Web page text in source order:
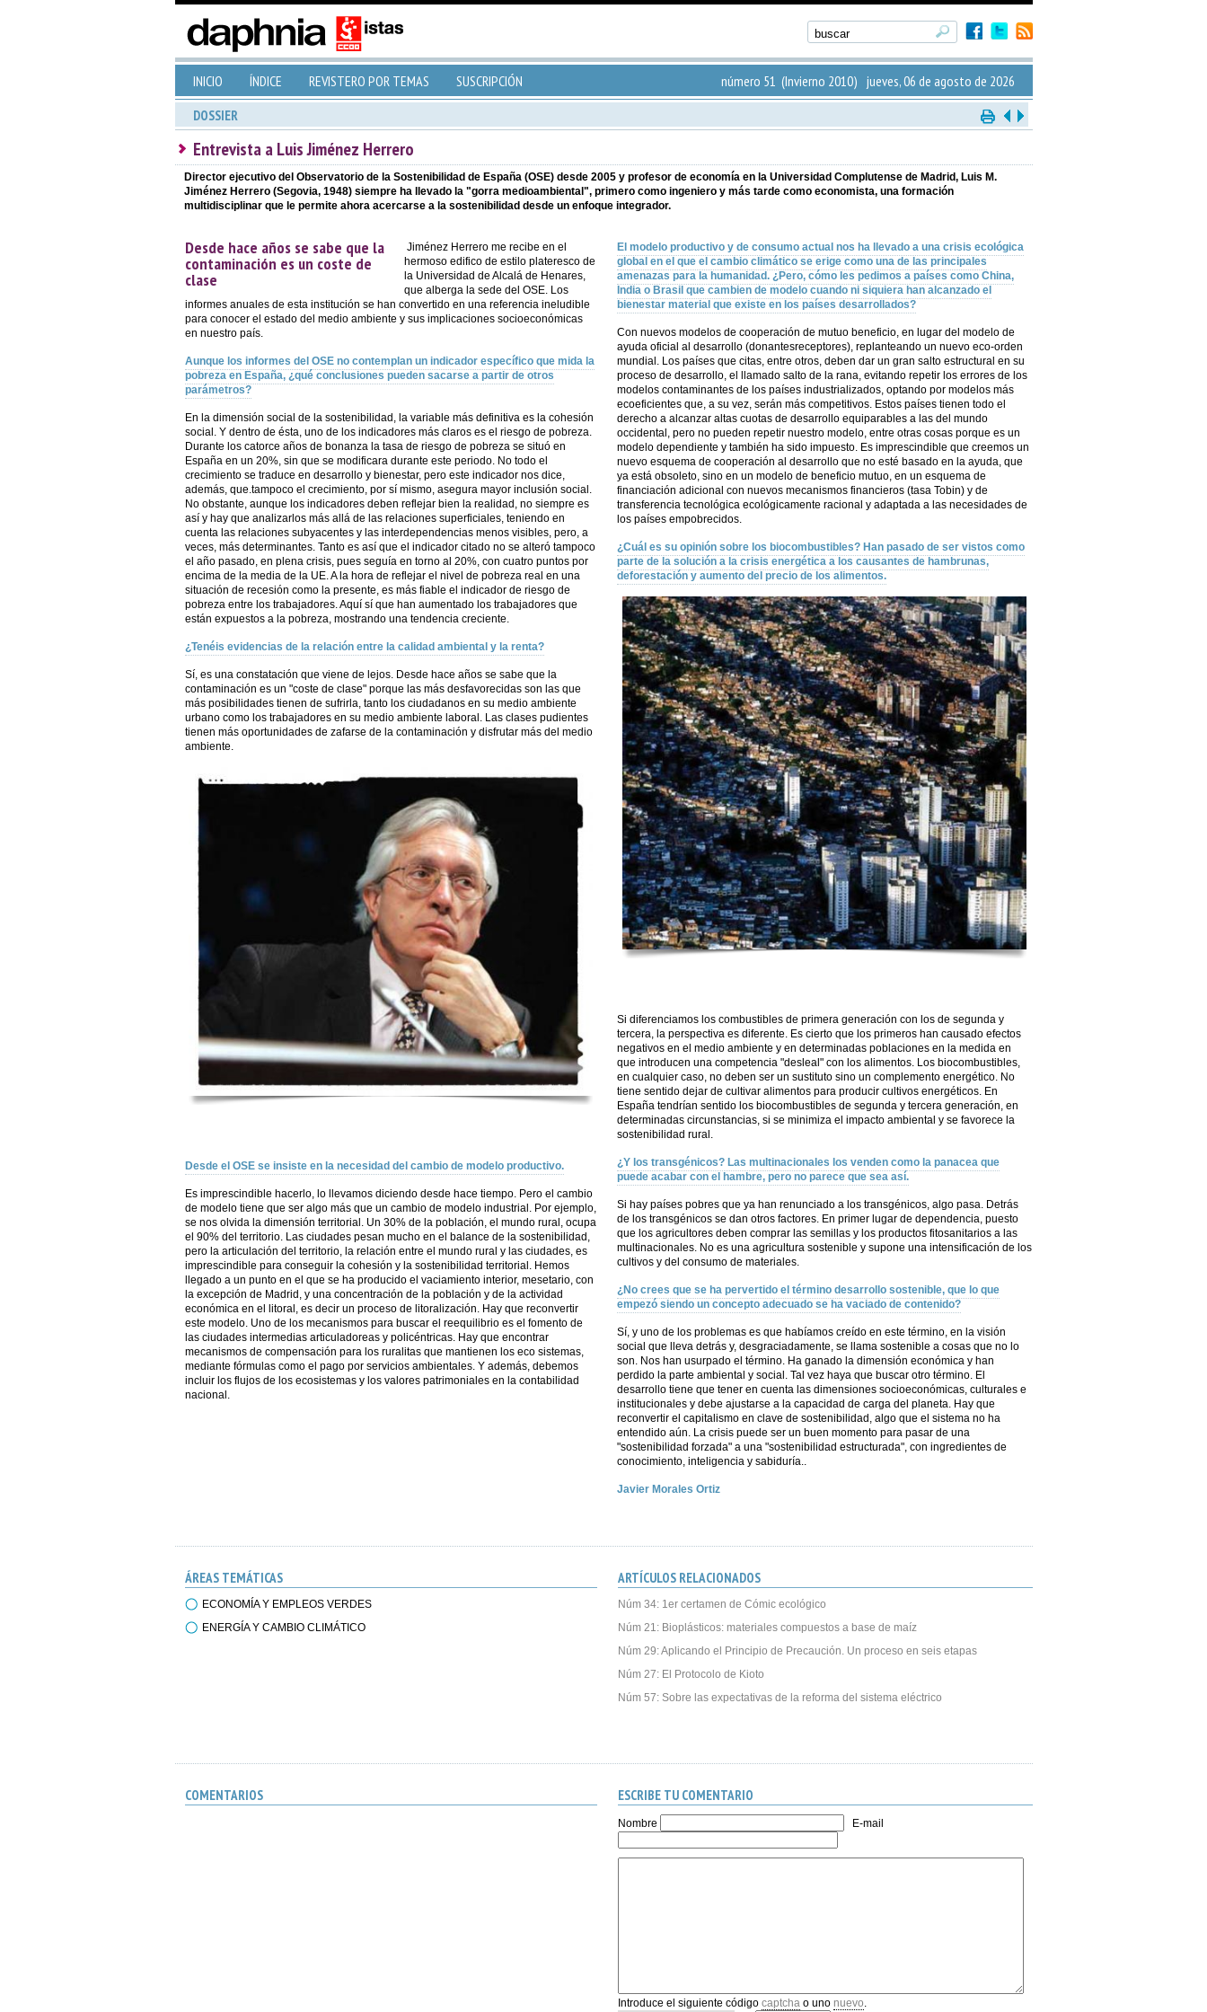
INICIO ÍNDICE REVISTERO POR TEMAS SUSCRIPCIÓN número 51 (Invierno 2010) jueves, 06 de agosto de 2026
DOSSIER
Entrevista a Luis Jiménez Herrero
Director ejecutivo del Observatorio de la Sostenibilidad de España (OSE) desde 2005 y profesor de economía en la Universidad Complutense de Madrid, Luis M.
Jiménez Herrero (Segovia, 1948) siempre ha llevado la "gorra medioambiental", primero como ingeniero y más tarde como economista, una formación
multidisciplinar que le permite ahora acercarse a la sostenibilidad desde un enfoque integrador.
Desde hace años se sabe que la
contaminación es un coste de
clase
Jiménez Herrero me recibe en el
hermoso edifico de estilo plateresco de
la Universidad de Alcalá de Henares,
que alberga la sede del OSE. Los
informes anuales de esta institución se han convertido en una referencia ineludible
para conocer el estado del medio ambiente y sus implicaciones socioeconómicas
en nuestro país.
Aunque los informes del OSE no contemplan un indicador específico que mida la
pobreza en España, ¿qué conclusiones pueden sacarse a partir de otros
parámetros?
En la dimensión social de la sostenibilidad, la variable más definitiva es la cohesión
social. Y dentro de ésta, uno de los indicadores más claros es el riesgo de pobreza.
Durante los catorce años de bonanza la tasa de riesgo de pobreza se situó en
España en un 20%, sin que se modificara durante este periodo. No todo el
crecimiento se traduce en desarrollo y bienestar, pero este indicador nos dice,
además, que.tampoco el crecimiento, por sí mismo, asegura mayor inclusión social.
No obstante, aunque los indicadores deben reflejar bien la realidad, no siempre es
así y hay que analizarlos más allá de las relaciones superficiales, teniendo en
cuenta las relaciones subyacentes y las interdependencias menos visibles, pero, a
veces, más determinantes. Tanto es así que el indicador citado no se alteró tampoco
el año pasado, en plena crisis, pues seguía en torno al 20%, con cuatro puntos por
encima de la media de la UE. A la hora de reflejar el nivel de pobreza real en una
situación de recesión como la presente, es más fiable el indicador de riesgo de
pobreza entre los trabajadores. Aquí sí que han aumentado los trabajadores que
están expuestos a la pobreza, mostrando una tendencia creciente.
¿Tenéis evidencias de la relación entre la calidad ambiental y la renta?
Sí, es una constatación que viene de lejos. Desde hace años se sabe que la
contaminación es un "coste de clase" porque las más desfavorecidas son las que
más posibilidades tienen de sufrirla, tanto los ciudadanos en su medio ambiente
urbano como los trabajadores en su medio ambiente laboral. Las clases pudientes
tienen más oportunidades de zafarse de la contaminación y disfrutar más del medio
ambiente.
Desde el OSE se insiste en la necesidad del cambio de modelo productivo.
Es imprescindible hacerlo, lo llevamos diciendo desde hace tiempo. Pero el cambio
de modelo tiene que ser algo más que un cambio de modelo industrial. Por ejemplo,
se nos olvida la dimensión territorial. Un 30% de la población, el mundo rural, ocupa
el 90% del territorio. Las ciudades pesan mucho en el balance de la sostenibilidad,
pero la articulación del territorio, la relación entre el mundo rural y las ciudades, es
imprescindible para conseguir la cohesión y la sostenibilidad territorial. Hemos
llegado a un punto en el que se ha producido el vaciamiento interior, mesetario, con
la excepción de Madrid, y una concentración de la población y de la actividad
económica en el litoral, es decir un proceso de litoralización. Hay que reconvertir
este modelo. Uno de los mecanismos para buscar el reequilibrio es el fomento de
las ciudades intermedias articuladoreas y policéntricas. Hay que encontrar
mecanismos de compensación para los ruralitas que mantienen los eco sistemas,
mediante fórmulas como el pago por servicios ambientales. Y además, debemos
incluir los flujos de los ecosistemas y los valores patrimoniales en la contabilidad
nacional.
El modelo productivo y de consumo actual nos ha llevado a una crisis ecológica
global en el que el cambio climático se erige como una de las principales
amenazas para la humanidad. ¿Pero, cómo les pedimos a países como China,
India o Brasil que cambien de modelo cuando ni siquiera han alcanzado el
bienestar material que existe en los países desarrollados?
Con nuevos modelos de cooperación de mutuo beneficio, en lugar del modelo de
ayuda oficial al desarrollo (donantesreceptores), replanteando un nuevo eco-orden
mundial. Los países que citas, entre otros, deben dar un gran salto estructural en su
proceso de desarrollo, el llamado salto de la rana, evitando repetir los errores de los
modelos contaminantes de los países industrializados, optando por modelos más
ecoeficientes que, a su vez, serán más competitivos. Estos países tienen todo el
derecho a alcanzar altas cuotas de desarrollo equiparables a las del mundo
occidental, pero no pueden repetir nuestro modelo, entre otras cosas porque es un
modelo dependiente y también ha sido impuesto. Es imprescindible que creemos un
nuevo esquema de cooperación al desarrollo que no esté basado en la ayuda, que
ya está obsoleto, sino en un modelo de beneficio mutuo, en un esquema de
financiación adicional con nuevos mecanismos financieros (tasa Tobin) y de
transferencia tecnológica ecológicamente racional y adaptada a las necesidades de
los países empobrecidos.
¿Cuál es su opinión sobre los biocombustibles? Han pasado de ser vistos como
parte de la solución a la crisis energética a los causantes de hambrunas,
deforestación y aumento del precio de los alimentos.
Si diferenciamos los combustibles de primera generación con los de segunda y
tercera, la perspectiva es diferente. Es cierto que los primeros han causado efectos
negativos en el medio ambiente y en determinadas poblaciones en la medida en
que introducen una competencia "desleal" con los alimentos. Los biocombustibles,
en cualquier caso, no deben ser un sustituto sino un complemento energético. No
tiene sentido dejar de cultivar alimentos para producir cultivos energéticos. En
España tendrían sentido los biocombustibles de segunda y tercera generación, en
determinadas circunstancias, si se minimiza el impacto ambiental y se favorece la
sostenibilidad rural.
¿Y los transgénicos? Las multinacionales los venden como la panacea que
puede acabar con el hambre, pero no parece que sea así.
Si hay países pobres que ya han renunciado a los transgénicos, algo pasa. Detrás
de los transgénicos se dan otros factores. En primer lugar de dependencia, puesto
que los agricultores deben comprar las semillas y los productos fitosanitarios a las
multinacionales. No es una agricultura sostenible y supone una intensificación de los
cultivos y del consumo de materiales.
¿No crees que se ha pervertido el término desarrollo sostenible, que lo que
empezó siendo un concepto adecuado se ha vaciado de contenido?
Sí, y uno de los problemas es que habíamos creído en este término, en la visión
social que lleva detrás y, desgraciadamente, se llama sostenible a cosas que no lo
son. Nos han usurpado el término. Ha ganado la dimensión económica y han
perdido la parte ambiental y social. Tal vez haya que buscar otro término. El
desarrollo tiene que tener en cuenta las dimensiones socioeconómicas, culturales e
institucionales y debe ajustarse a la capacidad de carga del planeta. Hay que
reconvertir el capitalismo en clave de sostenibilidad, algo que el sistema no ha
entendido aún. La crisis puede ser un buen momento para pasar de una
"sostenibilidad forzada" a una "sostenibilidad estructurada", con ingredientes de
conocimiento, inteligencia y sabiduría..
Javier Morales Ortiz
ÁREAS TEMÁTICAS
ECONOMÍA Y EMPLEOS VERDES
ENERGÍA Y CAMBIO CLIMÁTICO
ARTÍCULOS RELACIONADOS
Núm 34: 1er certamen de Cómic ecológico
Núm 21: Bioplásticos: materiales compuestos a base de maíz
Núm 29: Aplicando el Principio de Precaución. Un proceso en seis etapas
Núm 27: El Protocolo de Kioto
Núm 57: Sobre las expectativas de la reforma del sistema eléctrico
COMENTARIOS ESCRIBE TU COMENTARIO
Nombre E-mail
Introduce el siguiente código captchao uno nuevo.